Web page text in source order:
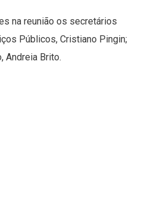
na reunião os secretários
Públicos, Cristiano Pingin;
Andreia Brito.